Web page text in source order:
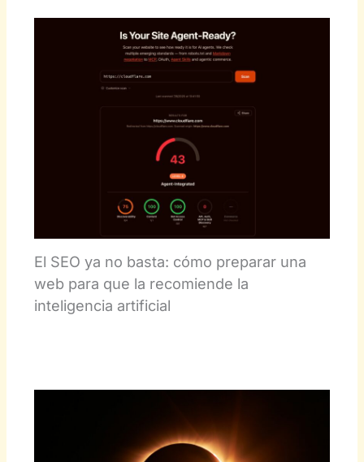
El SEO ya no basta: cómo preparar una
web para que la recomiende la
inteligencia artificial